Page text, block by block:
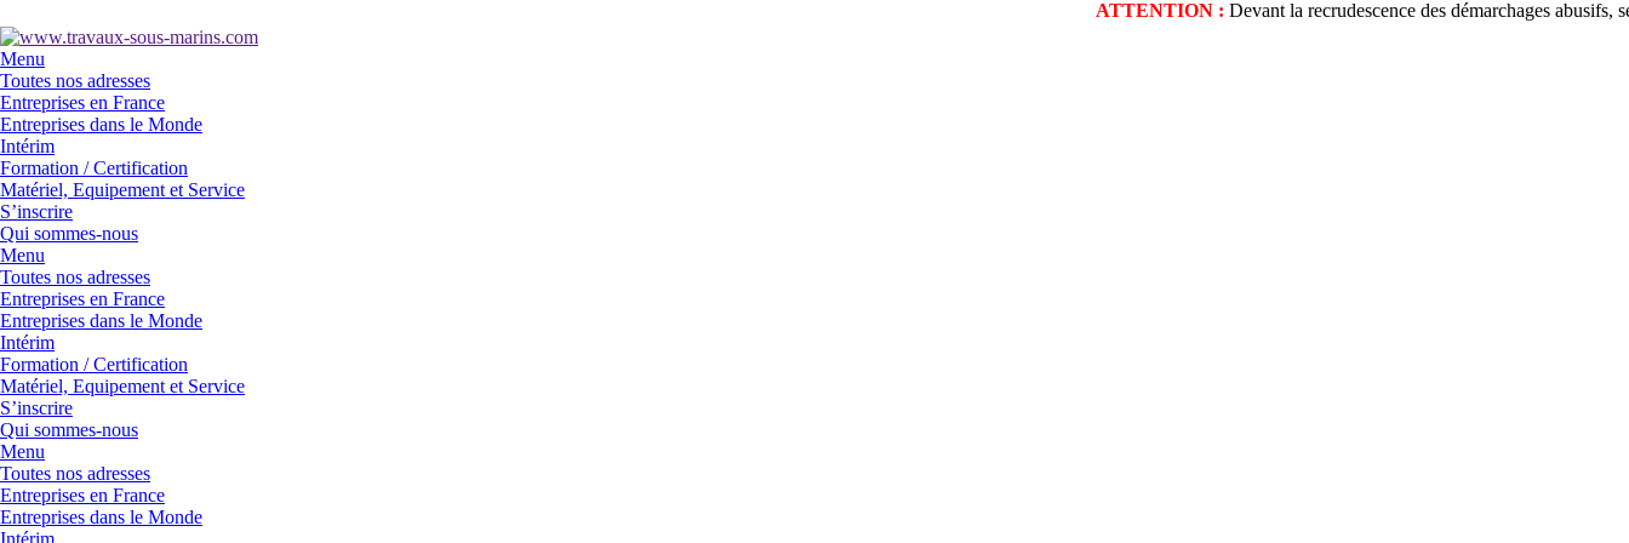
ATTENTION :Devant la recrudescence des démarchages abusifs,
Menu
Toutes nos adresses
Entreprises en France
Entreprises dans le Monde
Intérim
Formation / Certification
Matériel, Equipement et Service
S’inscrire
Qui sommes-nous
Menu
Toutes nos adresses
Entreprises en France
Entreprises dans le Monde
Intérim
Formation / Certification
Matériel, Equipement et Service
S’inscrire
Qui sommes-nous
Menu
Toutes nos adresses
Entreprises en France
Entreprises dans le Monde
Intérim